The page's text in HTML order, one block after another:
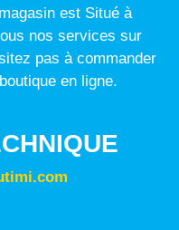
est Situé à
nos services sur
pas à commander
en ligne.